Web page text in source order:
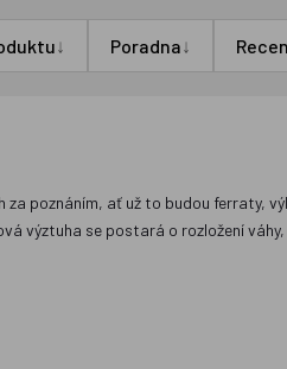
↓ Poradna↓
poznáním, ať už to budou ferraty,
výztuha se postará o rozložení